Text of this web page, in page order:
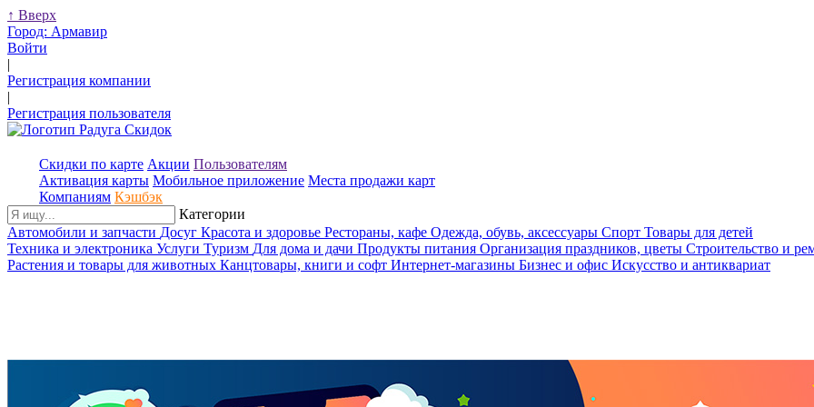
↑ Вверх
Город: Армавир
Войти
|
Регистрация компании
|
Регистрация пользователя
Скидки по карте Акции Пользователям
Активация карты Мобильное приложение Места продажи карт
Компаниям Кэшбэк
Категории
Автомобили и запчасти Досуг Красота и здоровье Рестораны, кафе Одежда, обувь, аксессуары Спорт Товары для детей
Техника и электроника Услуги Туризм Для дома и дачи Продукты питания Организация праздников, цветы Строительство и
Растения и товары для животных Канцтовары, книги и софт Интернет-магазины Бизнес и офис Искусство и антиквариат